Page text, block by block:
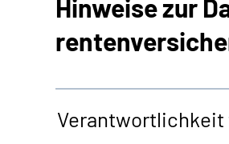
Hinweise zur
Verantwortlichkeit